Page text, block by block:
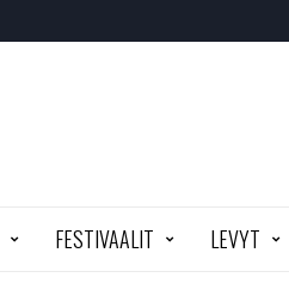
FESTIVAALIT LEVYT